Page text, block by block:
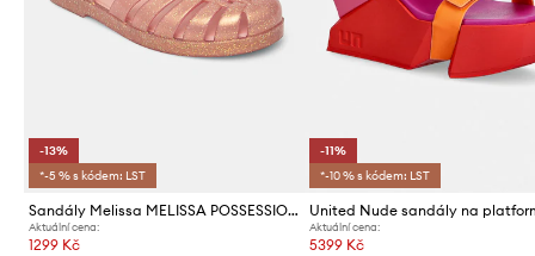
-13%
*-5 % s kódem: LST
Sandály Melissa MELISSA POSSESSION SHINY AD
Aktuální cena:
1299 Kč
-11%
*-10 % s kódem: LST
Aktuální cena:
5399 Kč